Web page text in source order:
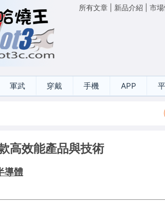
所有文章 新品介紹 市
軍武 穿戴 手機 APP
高效能產品與技術
導體